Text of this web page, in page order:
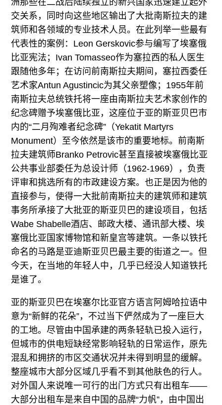
洲那些在二战后陆续独立的新兴国家迅速建立起外
交关系，同时向这些地区输出了大批南斯拉夫的建
筑师和各领域的专业技术人员。在此列举一些最有
代表性的案例：Leon Gerskovic参与编写了埃塞俄
比亚宪法；Ivan Tomasseo作为塞拉西的私人医生
跟随他多年；在访问前南斯拉夫期间，塞拉西委任
艺术家Antun Agustincic为其父亲塑像；1955年前
南斯拉夫总统铁托将一座由南斯拉夫艺术家创作的
纪念碑赠予埃塞俄比亚，这座位于亚的斯亚贝巴市
内的“二月殉难者纪念碑”（Yekatit Martyrs
Monument）至今依然是该市的重要地标。前南斯
拉夫建筑师Branko Petrovic甚至直接被埃塞俄比亚
公共事业部委任为总设计师（1962-1969），负责
评审和挑选所有的市政建设方案。也正是因为他的
直接参与，使得一大批前南斯拉夫的建筑师和建筑
事务所承接了大批亚的斯亚贝巴的建设项目，包括
Wabe Shabelle酒店、邮政大楼、通讯部大楼、埃
塞俄比亚国家博物馆和新皇宫等建筑。一条以铁托
命名的马路是亚迪斯亚贝巴最主要的街道之一。但
今天，在当地的年轻人中，几乎已经没人知道铁托
是谁了。
亚的斯亚贝巴在埃塞尔比亚官方语言阿姆哈拉语中
意为“新鲜的花朵”，不过当下俨然成为了一座巨大
的工地。尽管由中国承建的两条轻轨已投入运行，
但城市的供电短缺经常影响轻轨的日常运作，原先
混乱和拥挤的市区交通状况并未得到明显的缓解。
整座城市大部分区域几乎看不到其他肤色的行人。
对外国人来说唯一可行的出门方式只有出租车——
大部分出租车是来自中国的品牌“力帆”，由中国出